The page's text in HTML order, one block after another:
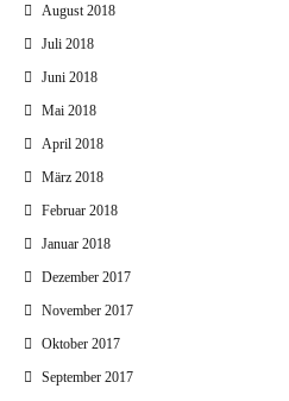
August 2018
Juli 2018
Juni 2018
Mai 2018
April 2018
März 2018
Februar 2018
Januar 2018
Dezember 2017
November 2017
Oktober 2017
September 2017